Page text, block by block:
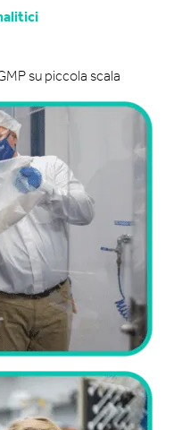
su piccola scala